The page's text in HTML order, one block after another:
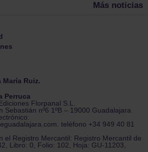
Más noticias
Ruiz.
Perruca
Florpanal S.L.
Sebastián nº6 1ºB – 19000 Guadalajara
teléfono +34 949 40 81
el Registro Mercantil: Registro Mercantil de
Libro: 0, Folio: 102, Hoja: GU-11203,